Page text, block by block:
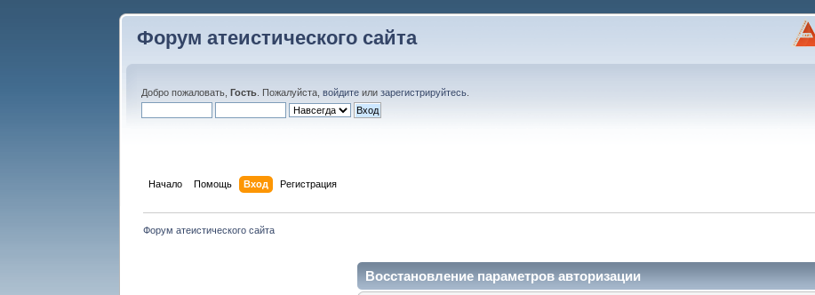
Форум атеистического сайта
Добро пожаловать,Гость . Пожалуйста,войдите илизарегистрируйтесь
Начало Помощь Вход Регистрация
Форум атеистического сайта
Восстановление параметров авторизации